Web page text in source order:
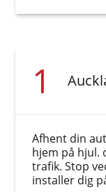
1
Afhent din
hjem på hjul.
trafik. Stop
installer dig